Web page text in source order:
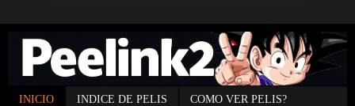
INICIO INDICE DE PELIS COMO VER PELIS?